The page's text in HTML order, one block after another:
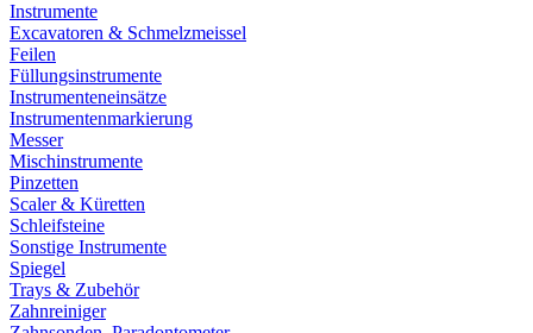
Instrumente
Excavatoren & Schmelzmeissel
Feilen
Füllungsinstrumente
Instrumenteneinsätze
Instrumentenmarkierung
Messer
Mischinstrumente
Pinzetten
Scaler & Küretten
Schleifsteine
Sonstige Instrumente
Spiegel
Trays & Zubehör
Zahnreiniger